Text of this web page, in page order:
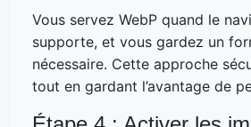
Vous servez WebP quand le
supporte, et vous gardez un
nécessaire. Cette approche
tout en gardant l’avantage de